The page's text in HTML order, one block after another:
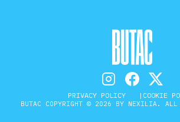
PRIVACY POLICY COOKIE
BUTAC COPYRIGHT © 2026 BY NEXILIA. ALL